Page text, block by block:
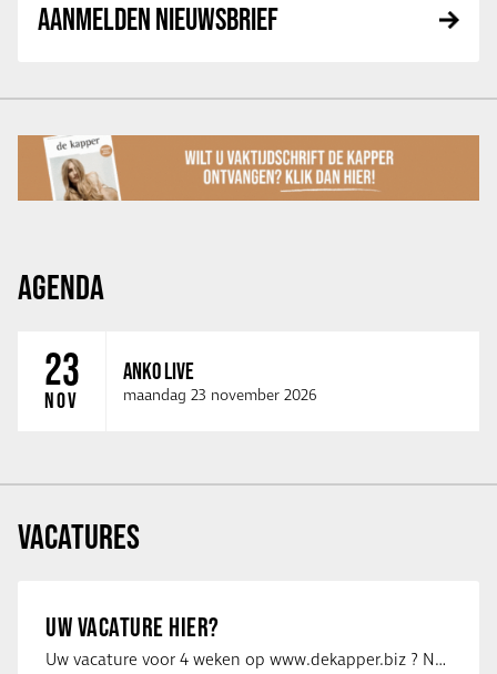
AANMELDEN NIEUWSBRIEF
AGENDA
23
NOV
ANKO LIVE
maandag 23 november 2026
VACATURES
UW VACATURE HIER?
Uw vacature voor 4 weken op www.dekapper.biz ? Neem dan contact op met Maaike …